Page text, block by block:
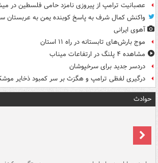
عصبانیت ترامپ از پیروزی نامزد حامی فلسطین در
واکنش کمال شرف به پاسخ کوبنده یمن به عربستان
آهوی ایرانی
موج بارش‌های تابستانه در راه ۱۱ استان
مشاهده ۴ پلنگ در ارتفاعات میناب
دردسر جدید برای سرخپوشان
درگیری لفظی ترامپ و هگزث بر سر کمبود ذخایر
حوادث